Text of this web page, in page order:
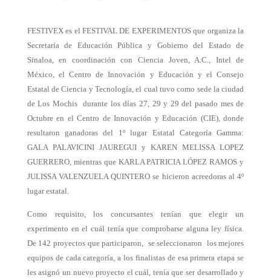
FESTIVEX es el FESTIVAL DE EXPERIMENTOS que organiza la
Secretaría de Educación Pública y Gobierno del Estado de
Sinaloa, en coordinación con Ciencia Joven, A.C., Intel de
México, el Centro de Innovación y Educación y el Consejo
Estatal de Ciencia y Tecnología, el cual tuvo como sede la ciudad
de Los Mochis durante los días 27, 29 y 29 del pasado mes de
Octubre en el Centro de Innovación y Educación (CIE), donde
resultaron ganadoras del 1º lugar Estatal Categoría Gamma:
GALA PALAVICINI JAUREGUI y KAREN MELISSA LOPEZ
GUERRERO, mientras que KARLA PATRICIA LÓPEZ RAMOS y
JULISSA VALENZUELA QUINTERO se hicieron acreedoras al 4º
lugar estatal.
Como requisito, los concursantes tenían que elegir un
experimento en el cuál tenía que comprobarse alguna ley física.
De 142 proyectos que participaron, se seleccionaron los mejores
equipos de cada categoría, a los finalistas de esa primera etapa se
les asignó un nuevo proyecto el cuál, tenía que ser desarrollado y